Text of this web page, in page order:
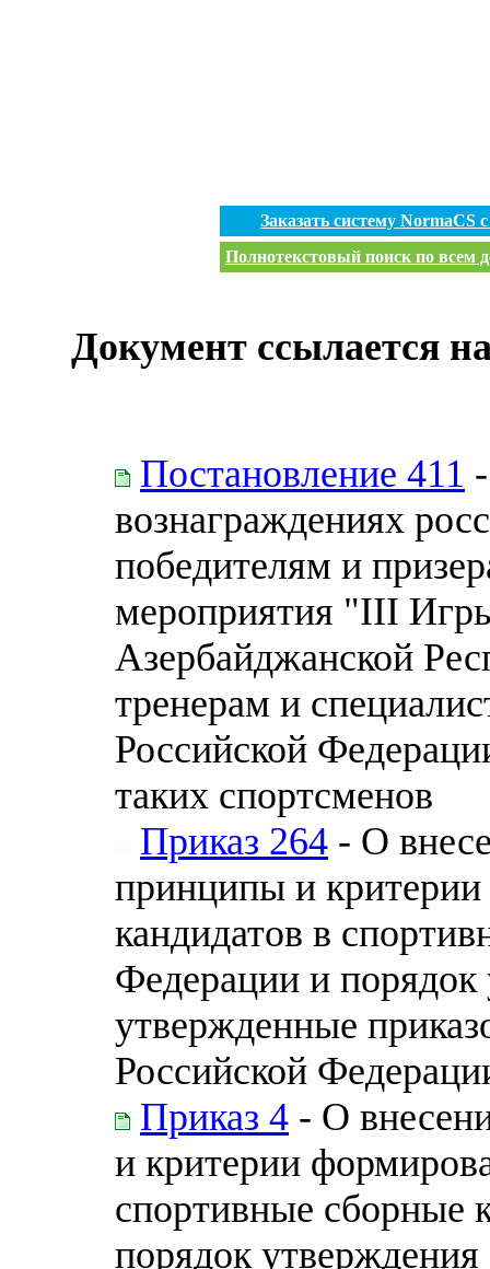
Заказать систему
Полнотекстовый поиск по всем
Документ ссылается
Постановление 411
вознаграждениях
победителям и
мероприятия "III
Азербайджанской
тренерам и
Российской
таких спортсменов
Приказ 264 - О
принципы и
кандидатов в
Федерации и порядок
утвержденные
Российской
Приказ 4 - О
и критерии
спортивные сборные
порядок